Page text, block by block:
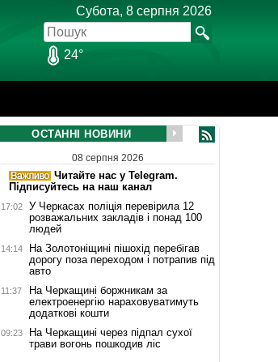
Субота, 8 серпня 2026
24°
ОСТАННІ НОВИНИ
08 серпня 2026
Читайте нас у Telegram.
Підписуйтесь на наш канал
17:02
У Черкасах поліція перевірила 12
розважальних закладів і понад 100
людей
14:14
На Золотоніщині пішохід перебігав
дорогу поза переходом і потрапив під
авто
11:37
На Черкащині боржникам за
електроенергію нараховуватимуть
додаткові кошти
09:23
На Черкащині через підпал сухої
трави вогонь пошкодив ліс